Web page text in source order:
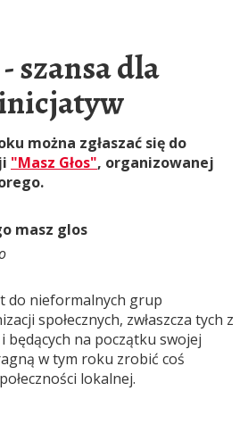
szansa dla
można zgłaszać się do
"Masz Głos", organizowanej
do nieformalnych grup
społecznych, zwłaszcza tych z
będących na początku swojej
w tym roku zrobić coś
lokalnej.